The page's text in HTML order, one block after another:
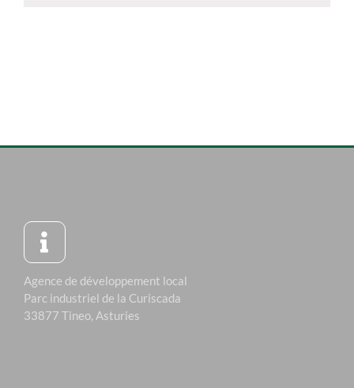
Agence de développement local
Parc industriel de la Curiscada
33877 Tineo, Asturies